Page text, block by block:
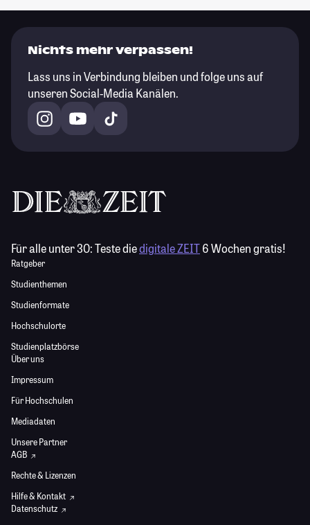
Nichts mehr verpassen!
Lass uns in Verbindung bleiben und folge uns auf
unseren Social-Media Kanälen.
Für alle unter 30:Teste diedigitale ZEIT6 Wochen gratis!
Ratgeber
Studienthemen
Studienformate
Hochschulorte
Studienplatzbörse
Über uns
Impressum
Für Hochschulen
Mediadaten
Unsere Partner
AGB
Rechte & Lizenzen
Hilfe & Kontakt
Datenschutz